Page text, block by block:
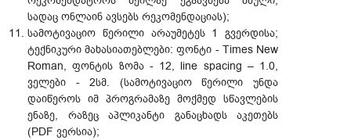
სადაც ონლაინ ავსებს რეკომენდაციას);
სამოტივაციო წერილი არაუმეტეს 1 გვერდისა;
ტექნიკური მახასიათებლები: ფონტი - Times New
Roman, ფონტის ზომა - 12, line spacing – 1.0,
ველები - 2სმ. (სამოტივაციო წერილი უნდა
დაიწეროს იმ პროგრამაზე მოქმედ სწავლების
ენაზე, რაზეც აპლიკანტი განაცხადს აკეთებს
(PDF ვერსია);